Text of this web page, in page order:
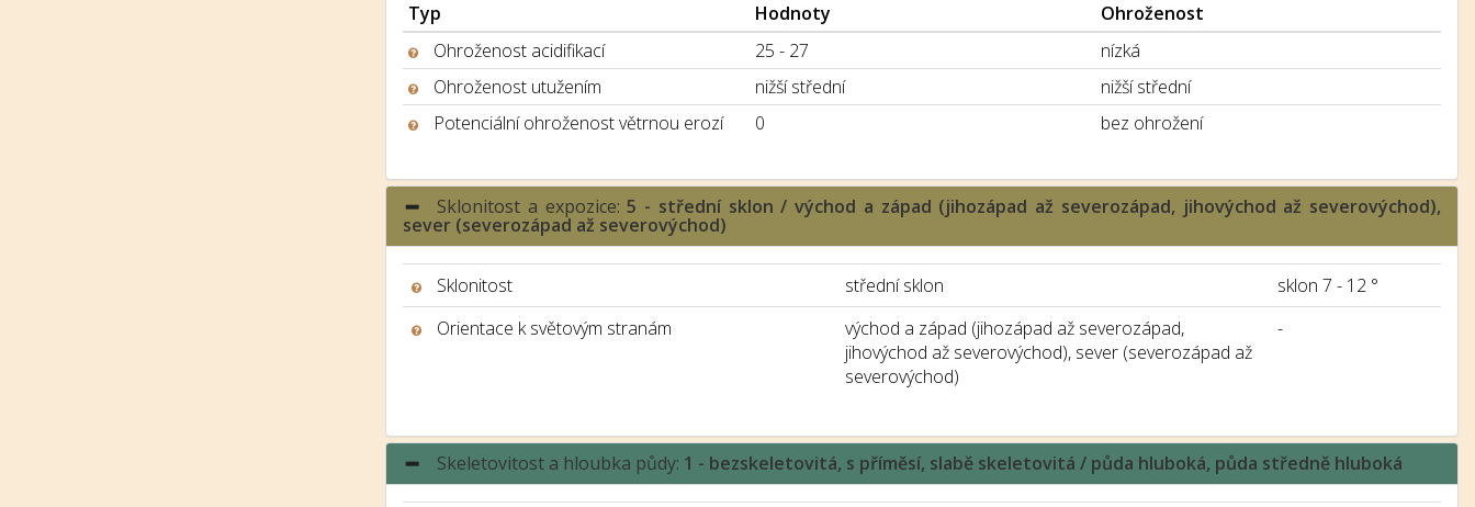
Typ Hodnoty
Ohroženost
Ohroženost acidifikací
25 - 27
nízká
Ohroženost utužením
nižší střední
nižší střední
Potenciální ohroženost větrnou erozí
0 bez ohrožení
Sklonitost a expozice:5 - střední sklon / východ a západ (jihozápad až severozápad, jihovýchod až severovýchod),
sever (severozápad až severovýchod)
Sklonitost střední sklon
sklon 7 - 12 °
Orientace k světovým stranám
východ a západ (jihozápad až severozápad,
jihovýchod až severovýchod), sever (severozápad až
severovýchod)
-
Skeletovitost a hloubka půdy: 1 - bezskeletovitá, s příměsí, slabě skeletovitá / půda hluboká, půda středně hluboká